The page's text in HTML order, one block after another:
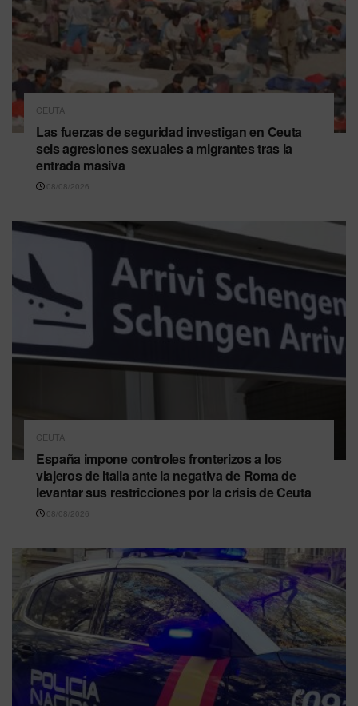
CEUTA
Las fuerzas de seguridad investigan en Ceuta
seis agresiones sexuales a migrantes tras la
entrada masiva
08/08/2026
CEUTA
España impone controles fronterizos a los
viajeros de Italia ante la negativa de Roma de
levantar sus restricciones por la crisis de Ceuta
08/08/2026